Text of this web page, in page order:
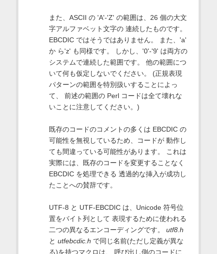
また、ASCII の 'A'-'Z' の範囲は、26 個の大文
字アルファベット文字の 連続したものです。
EBCDIC ではそうではありません。 また、'a'
か ら'z' も同様です。 しかし、'0'-'9' は両方の
システムで連続した範囲です。 他の範囲につ
いて何も仮定しないでください。 (正規表現
パターンの範囲を特別扱いすることによっ
て、 前述の範囲の Perl コードは全て壊れな
いことに注意してください。)
既存のコードのコメントの多くは EBCDIC の
可能性を無視しているため、コードが 動作し
ても間違っている可能性があります。 これは
実際には、既存のコードを変更することなく
EBCDIC を処理できる 透過的な挿入が成功し
たことへの賛辞です。
UTF-8 と UTF-EBCDIC は、Unicode 符号位
置をバイト列として 表現するために使われる
二つの異なるエンコーディングです。 utf8.h
と utfebcdic.h で同じ名前(ただし定義が異な
る)を持つマクロは、 呼び出し側のコードに